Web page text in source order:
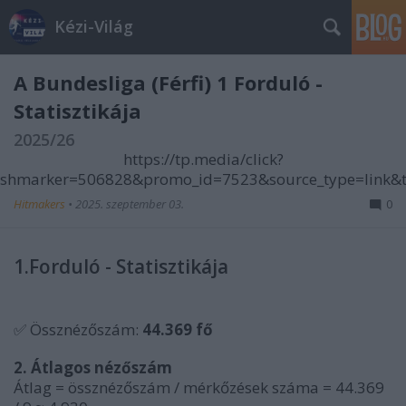
Kézi-Világ
A Bundesliga (Férfi) 1 Forduló -
Statisztikája
2025/26
https://tp.media/click?
Hitmakers • 2025. szeptember 03. 0
1.Forduló - Statisztikája
✅ Össznézőszám: 44.369 fő
2. Átlagos nézőszám
Átlag = össznézőszám / mérkőzések száma = 44.369